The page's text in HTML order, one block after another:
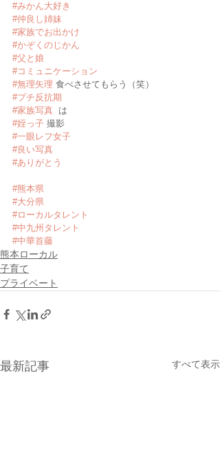
#みかん大好き
#仲良し姉妹
#家族でお出かけ
#かぞくのじかん
#父と娘
#コミュニケーション
#無理矢理 食べさせてもらう（笑）
#プチ反抗期
#家族写真
  は
#姪っ子 撮影
#一眼レフ女子
#良い写真
#ありがとう
#熊本県
#大分県
#ローカルタレント
#中九州タレント
#中華首藤
熊本ローカル
子育て
プライベート
最新記事 すべて表示